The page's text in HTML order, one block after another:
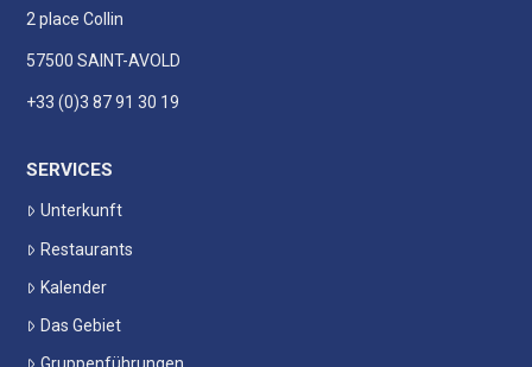
2 place Collin
57500 SAINT-AVOLD
+33 (0)3 87 91 30 19
SERVICES
Unterkunft
Restaurants
Kalender
Das Gebiet